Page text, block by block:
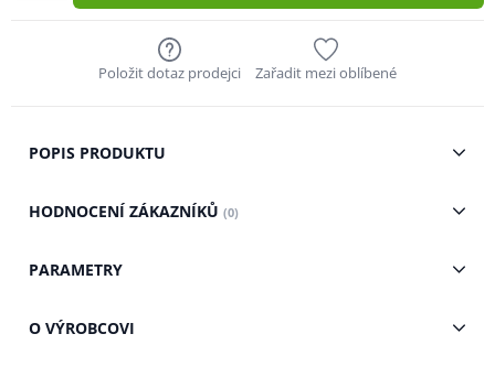
Položit dotaz prodejci Zařadit mezi oblíbené
POPIS PRODUKTU
HODNOCENÍ ZÁKAZNÍKŮ (0)
PARAMETRY
O VÝROBCOVI